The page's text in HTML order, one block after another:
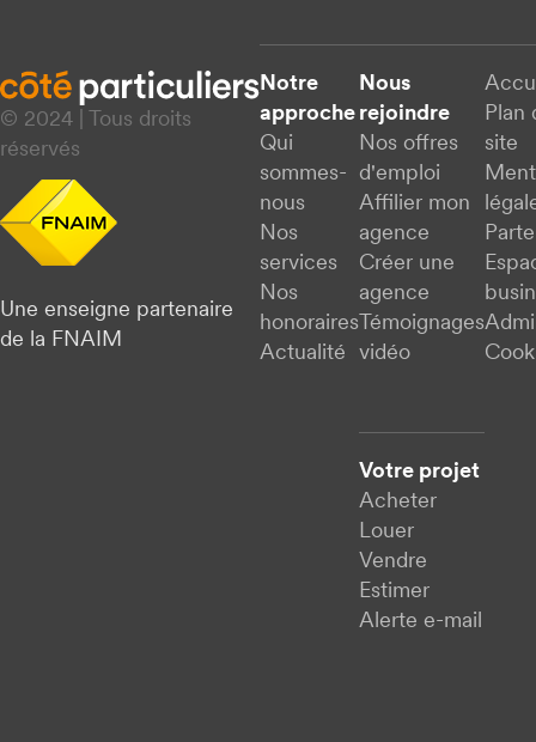
© 2024 | Tous droits
réservés
Une enseigne partenaire
de la FNAIM
Notre
approche
Qui
sommes-
nous
Nos
services
Nos
honoraires
Actualité
Nous
rejoindre
Nos offres
d'emploi
Affilier mon
agence
Créer une
agence
Témoignages
vidéo
Votre projet
Acheter
Louer
Vendre
Estimer
Alerte e-mail
Plan
site